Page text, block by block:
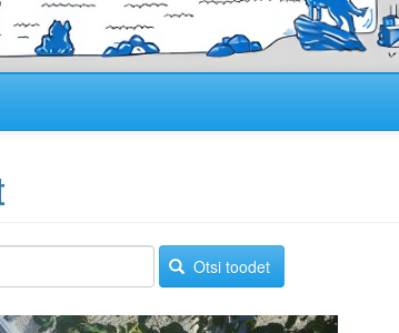
Otsi toodet